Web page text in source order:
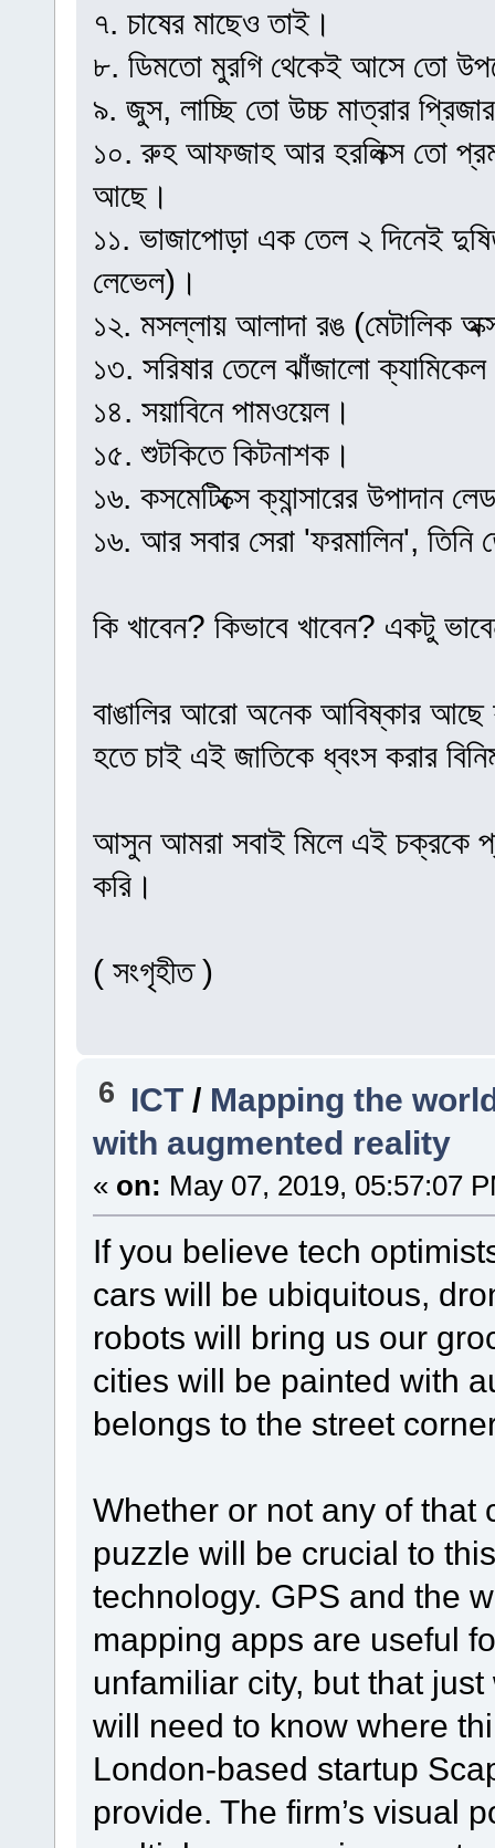
৭. চাষের মাছেও তাই।
৮. ডিমতো মুরগি থেকেই আসে তো
৯. জুস, লাচ্ছি তো উচ্চ মাত্রার
১০. রুহ আফজাহ আর হরলিক্স তো
আছে।
১১. ভাজাপোড়া এক তেল ২ দিনেই
লেভেল)।
১২. মসল্লায় আলাদা রঙ (মেটালিক
১৩. সরিষার তেলে ঝাঁজালো
১৪. সয়াবিনে পামওয়েল।
১৫. শুটকিতে কিটনাশক।
১৬. কসমেটিক্সে ক্যান্সারের উপাদান
১৬. আর সবার সেরা 'ফরমালিন',
কি খাবেন? কিভাবে খাবেন? একটু
বাঙালির আরো অনেক আবিষ্কার আছে
হতে চাই এই জাতিকে ধ্বংস করার
আসুন আমরা সবাই মিলে এই চক্রকে
করি।
( সংগৃহীত )
6 ICT / Mapping the
with augmented reality
« on: May 07, 2019, 05:57:07
If you believe tech
cars will be ubiquitous,
robots will bring us our
cities will be painted with
belongs to the street
Whether or not any of that
puzzle will be crucial to
technology. GPS and the
mapping apps are useful
unfamiliar city, but that
will need to know where
London-based startup
provide. The firm’s visual